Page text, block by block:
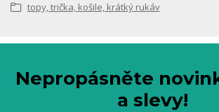
topy, trička, košile, krátký rukáv
Nepropásněte
a slevy!